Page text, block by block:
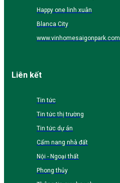
Happy one linh xuân
Blanca City
www.vinhomesaigonpark.com
Liên kết
Tin tức
Tin tức thị trường
Tin tức dự án
Cẩm nang nhà đất
Nội - Ngoại thất
Phong thủy